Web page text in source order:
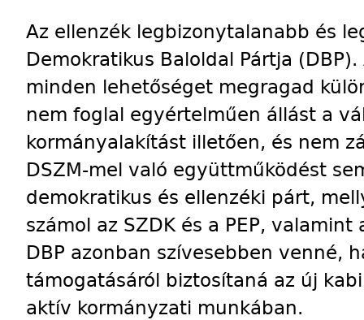
Az ellenzék legbizonytalanabb és
Demokratikus Baloldal Pártja
minden lehetőséget megragad
nem foglal egyértelműen állást a
kormányalakítást illetően, és nem
DSZM-mel való együttműködést
demokratikus és ellenzéki párt,
számol az SZDK és a PEP,
DBP azonban szívesebben venné,
támogatásáról biztosítaná az új
aktív kormányzati munkában.